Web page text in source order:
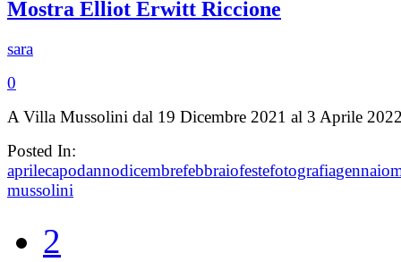
Mostra Elliot Erwitt Riccione
sara
0
A Villa Mussolini dal 19 Dicembre 2021 al 3 Aprile
Posted In:
aprilecapodannodicembrefebbraiofestefotografiagennaio
mussolini
2